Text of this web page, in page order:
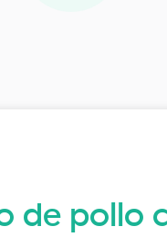
de pollo